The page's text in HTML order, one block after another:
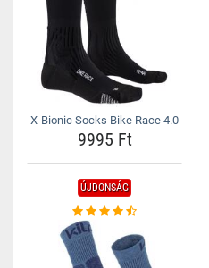
X-Bionic Socks Bike Race 4.0
9995 Ft
ÚJDONSÁG